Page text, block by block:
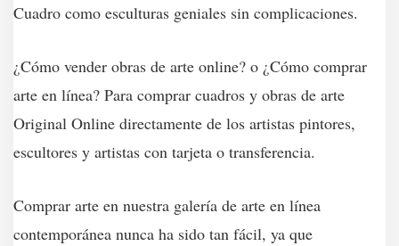
Cuadro como esculturas geniales sin complicaciones.
¿Cómo vender obras de arte online? o ¿Cómo comprar
arte en línea? Para comprar cuadros y obras de arte
Original Online directamente de los artistas pintores,
escultores y artistas con tarjeta o transferencia.
Comprar arte en nuestra galería de arte en línea
contemporánea nunca ha sido tan fácil, ya que